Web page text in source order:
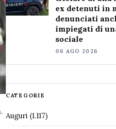
ex detenuti in
denunciati
impiegati di
sociale
06 AGO 2026
CATEGORIE
Auguri(1.117)